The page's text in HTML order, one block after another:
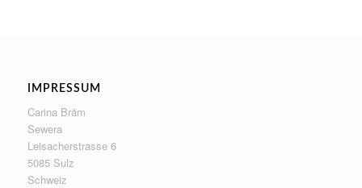
IMPRESSUM
Carina Bräm
Sewera
Leisacherstrasse 6
5085 Sulz
Schweiz